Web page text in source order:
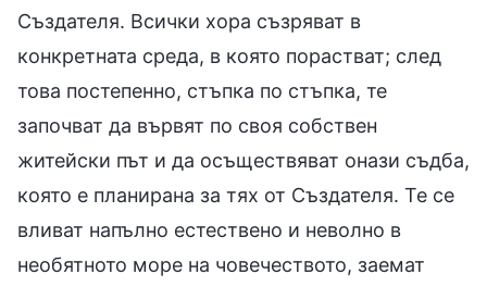
Създателя. Всички хора съзряват в
конкретната среда, в която порастват; след
това постепенно, стъпка по стъпка, те
започват да вървят по своя собствен
житейски път и да осъществяват онази съдба,
която е планирана за тях от Създателя. Те се
вливат напълно естествено и неволно в
необятното море на човечеството, заемат